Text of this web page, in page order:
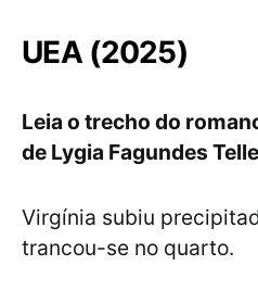
UEA (2025)
Leia o trecho do
de Lygia Fagundes
Virgínia subiu
trancou-se no quarto.